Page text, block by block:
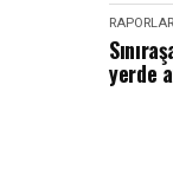
RAPORLAR
yerde